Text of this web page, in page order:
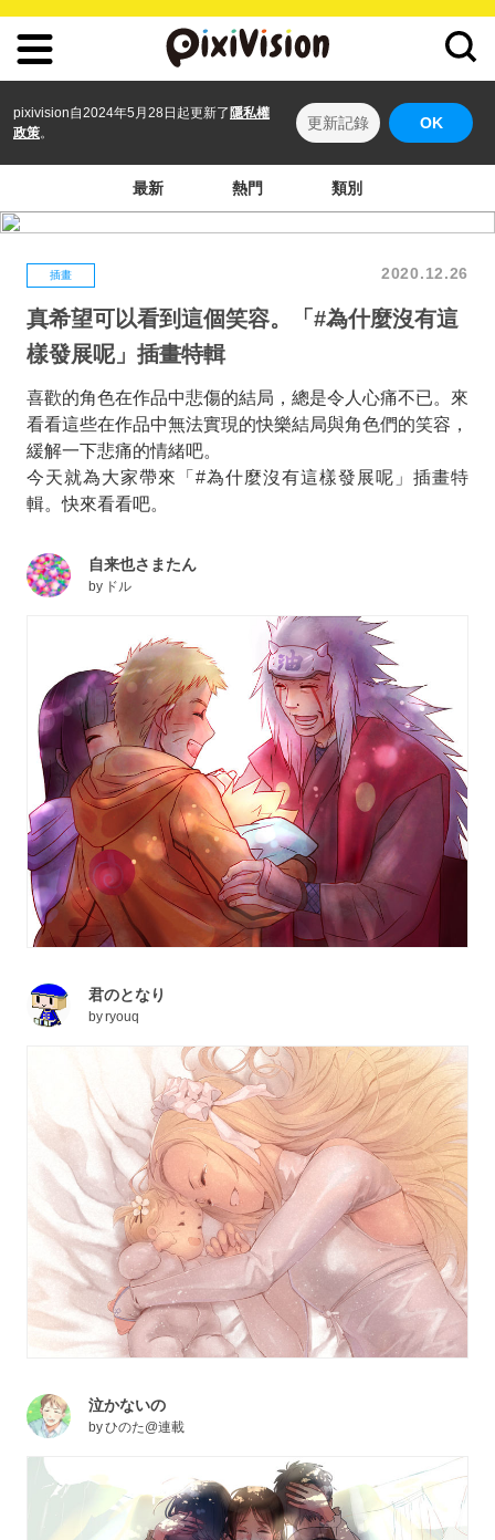
pixivision自2024年5月28日起更新了 隱私權
政策。
更新記錄 OK
最新 熱門 類別
插畫 2020.12.26
真希望可以看到這個笑容。「#為什麼沒有這
樣發展呢」插畫特輯
喜歡的角色在作品中悲傷的結局，總是令人心痛不已。來
看看這些在作品中無法實現的快樂結局與角色們的笑容，
緩解一下悲痛的情緒吧。
今天就為大家帶來「#為什麼沒有這樣發展呢」插畫特
輯。快來看看吧。
自来也さまたん
by ドル
君のとなり
byryouq
泣かないの
byひのた@連載